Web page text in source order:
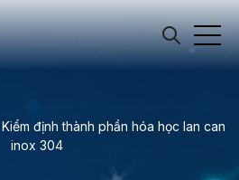
Kiểm định thành phần hóa học lan can
inox 304